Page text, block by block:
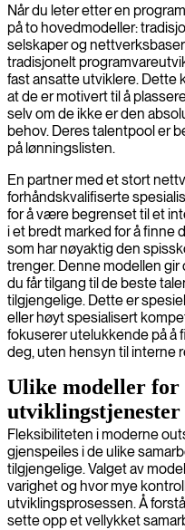
Når du leter etter en
på to hovedmodeller:
selskaper og
tradisjonelt
fast ansatte utviklere. Dette
at de er motivert til å
selv om de ikke er den
behov. Deres talentpool er
på lønningslisten.
En partner med et stort
forhåndskvalifiserte
for å være begrenset til et
i et bredt marked for å finne
som har nøyaktig den
trenger. Denne modellen
du får tilgang til de beste
tilgjengelige. Dette er
eller høyt spesialisert
fokuserer utelukkende på å
deg, uten hensyn til interne
Ulike modeller for
utviklingstjenester
Fleksibiliteten i moderne
gjenspeiles i de ulike
tilgjengelige. Valget av
varighet og hvor mye
utviklingsprosessen. Å
sette opp et vellykket